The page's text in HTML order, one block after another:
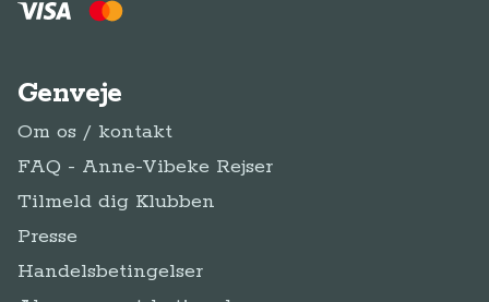
Genveje
Om os / kontakt
FAQ - Anne-Vibeke Rejser
Tilmeld dig Klubben
Presse
Handelsbetingelser